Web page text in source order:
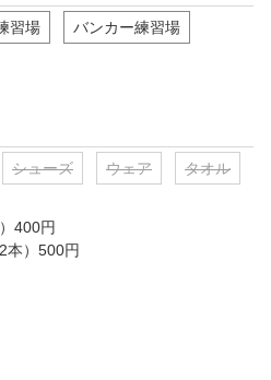
習場 バンカー練習場
シューズ ウェア タオル
400円
本）500円